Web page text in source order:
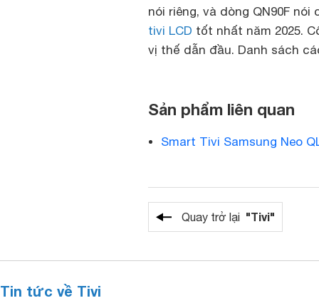
nói riêng, và dòng QN90F
tivi LCD tốt nhất năm 2025.
vị thế dẫn đầu. Danh sách
Sản phẩm liên quan
Smart Tivi Samsung Neo
Quay trở lại "Tivi"
Tin tức về Tivi